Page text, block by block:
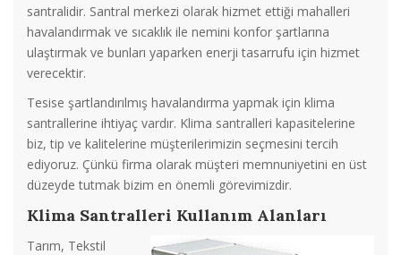
santralidir. Santral merkezi olarak hizmet ettiği mahalleri
havalandırmak ve sıcaklık ile nemini konfor şartlarına
ulaştırmak ve bunları yaparken enerji tasarrufu için hizmet
verecektir.
Tesise şartlandırılmış havalandırma yapmak için klima
santrallerine ihtiyaç vardır. Klima santralleri kapasitelerine
biz, tip ve kalitelerine müşterilerimizin seçmesini tercih
ediyoruz. Çünkü firma olarak müşteri memnuniyetini en üst
düzeyde tutmak bizim en önemli görevimizdir.
Klima Santralleri Kullanım Alanları
Tarım, Tekstil